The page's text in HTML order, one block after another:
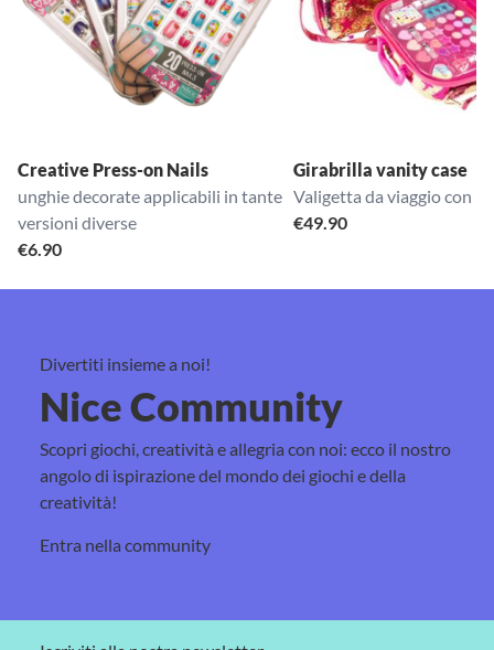
Creative Press-on Nails
unghie decorate applicabili in tante
versioni diverse
€6.90
Girabrilla vanity case
Valigetta da viaggio con
€49.90
Divertiti insieme a noi!
Nice Community
Scopri giochi, creatività e allegria con noi: ecco il nostro
angolo di ispirazione del mondo dei giochi e della
creatività!
Entra nella community